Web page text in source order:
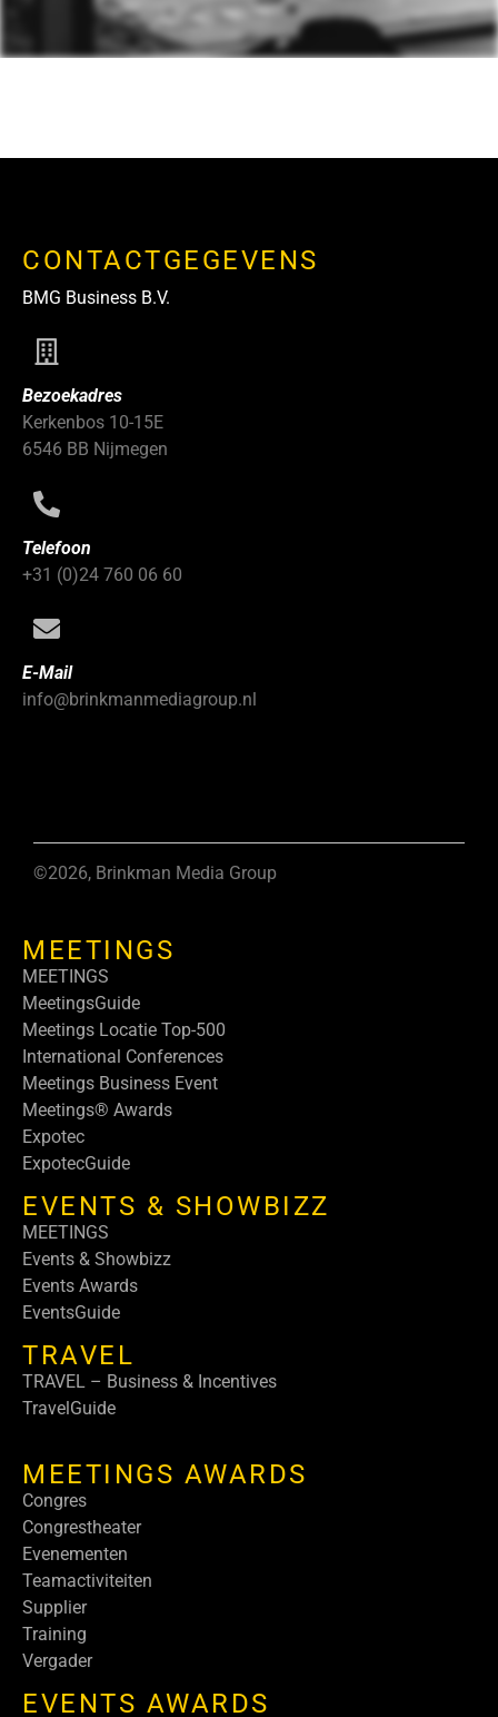
CONTACTGEGEVENS
BMG Business B.V.
Bezoekadres
Kerkenbos 10-15E
6546 BB Nijmegen
Telefoon
+31 (0)24 760 06 60
E-Mail
info@brinkmanmediagroup.nl
©2026, Brinkman Media Group
MEETINGS
MEETINGS
MeetingsGuide
Meetings Locatie Top-500
International Conferences
Meetings Business Event
Meetings® Awards
Expotec
ExpotecGuide
EVENTS & SHOWBIZZ
MEETINGS
Events & Showbizz
Events Awards
EventsGuide
TRAVEL
TRAVEL – Business & Incentives
TravelGuide
MEETINGS AWARDS
Congres
Congrestheater
Evenementen
Teamactiviteiten
Supplier
Training
Vergader
EVENTS AWARDS